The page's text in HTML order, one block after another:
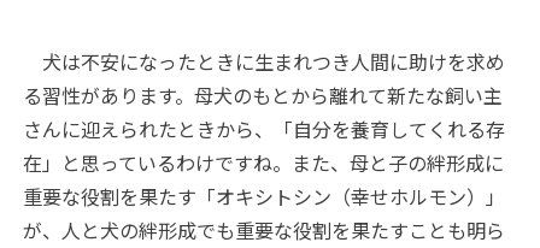
犬は不安になったときに生まれつき人間に助けを求め
る習性があります。母犬のもとから離れて新たな飼い主
さんに迎えられたときから、「自分を養育してくれる存
在」と思っているわけですね。また、母と子の絆形成に
重要な役割を果たす「オキシトシン（幸せホルモン）」
が、人と犬の絆形成でも重要な役割を果たすことも明ら